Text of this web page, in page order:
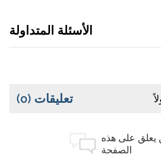
الأسئلة المتداولة
تعليقات (0)
على هذه
الصفحة